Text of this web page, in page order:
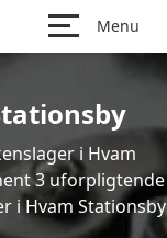
Menu
i Hvam
3 uforpligtende
i Hvam Stationsby